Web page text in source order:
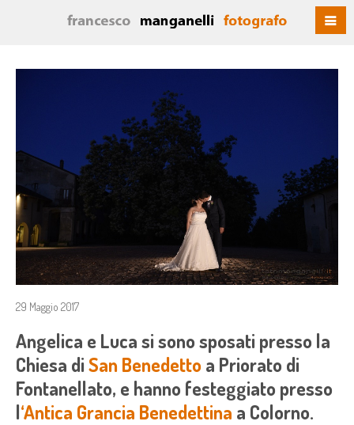
29 Maggio 2017
Angelica e Luca si sono sposati presso la
Chiesa diSan Benedettoa Priorato di
Fontanellato, e hanno festeggiato presso
l‘Antica Grancia Benedettina a Colorno.